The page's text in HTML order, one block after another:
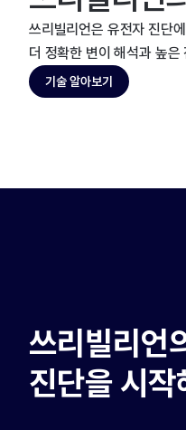
쓰리빌리언은 유전자 진단
더 정확한 변이 해석과 높
기술 알아보기
쓰리빌리언
진단을 시